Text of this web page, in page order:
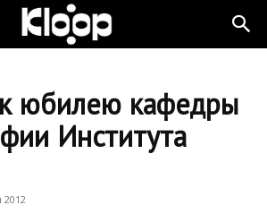
юбилею кафедры
Института
2012